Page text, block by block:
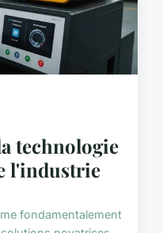
technologie
l'industrie
fondamentalement